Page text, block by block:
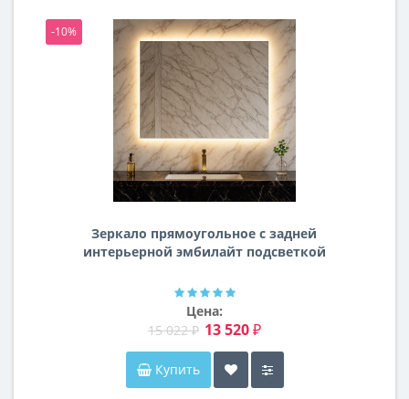
-10%
Зеркало прямоугольное с задней
интерьерной эмбилайт подсветкой
Цена:
15 022 ₽ 13 520 ₽
Купить